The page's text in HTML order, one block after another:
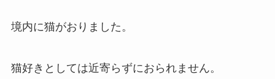
境内に猫がおりました。
猫好きとしては近寄らずにおられません。